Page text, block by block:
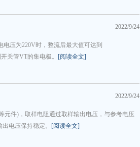
2022/9/24
压为220V时，整流后最大值可达到
关管VT的集电极。 [阅读全文]
2022/9/24
元件)，取样电阻通过取样输出电压，与参考电压
电压保持稳定。 [阅读全文]